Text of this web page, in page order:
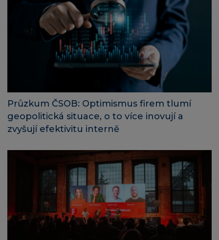
Průzkum ČSOB: Optimismus firem tlumí
geopolitická situace, o to více inovují a
zvyšují efektivitu interně